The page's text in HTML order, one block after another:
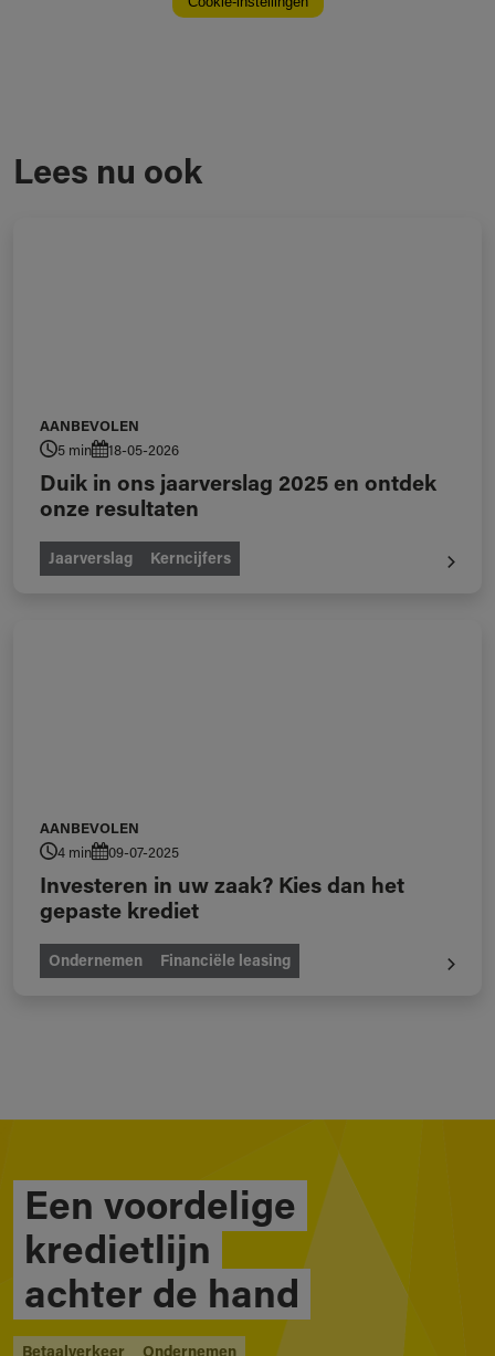
Lees nu ook
AANBEVOLEN
5 min
18-05-2026
Duik in ons jaarverslag 2025 en ontdek
onze resultaten
Jaarverslag Kerncijfers
AANBEVOLEN
4 min
09-07-2025
Investeren in uw zaak? Kies dan het
gepaste krediet
Ondernemen Financiële leasing
Een voordelige
kredietlijn
achter de hand